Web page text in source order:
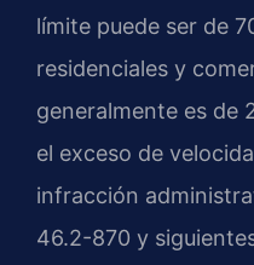
límite puede ser de
residenciales y
generalmente es de
el exceso de
infracción
46.2-870 y